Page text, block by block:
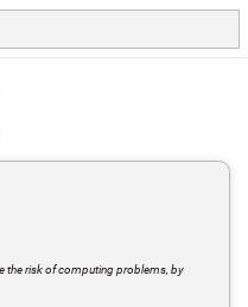
the risk of computing problems, by